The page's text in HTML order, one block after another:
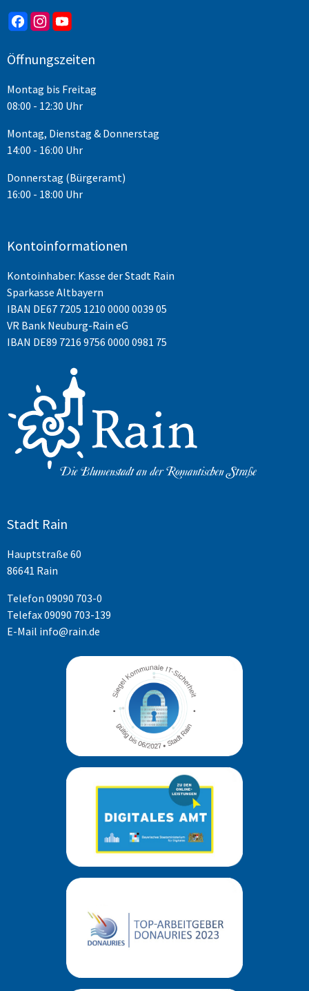
Öffnungszeiten
Montag bis Freitag
08:00 - 12:30 Uhr
Montag, Dienstag & Donnerstag
14:00 - 16:00 Uhr
Donnerstag (Bürgeramt)
16:00 - 18:00 Uhr
Kontoinformationen
Kontoinhaber: Kasse der Stadt Rain
Sparkasse Altbayern
IBAN DE67 7205 1210 0000 0039 05
VR Bank Neuburg-Rain eG
IBAN DE89 7216 9756 0000 0981 75
Stadt Rain
Hauptstraße 60
86641 Rain
Telefon 09090 703-0
Telefax 09090 703-139
E-Mail info@rain.de